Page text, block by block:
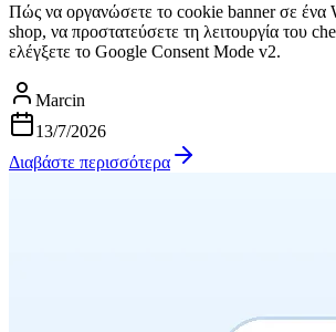
Πώς να οργανώσετε το cookie banner σε ένα
shop, να προστατεύσετε τη λειτουργία του
ελέγξετε το Google Consent Mode v2.
Marcin
13/7/2026
Διαβάστε περισσότερα